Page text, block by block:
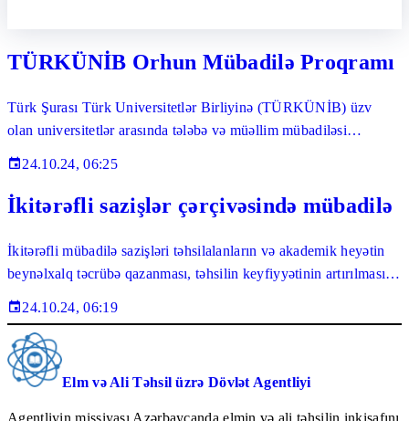
TÜRKÜNİB Orhun Mübadilə Proqramı
Türk Şurası Türk Universitetlər Birliyinə (TÜRKÜNİB) üzv
olan universitetlər arasında tələbə və müəllim mübadiləsi
proqramı
24.10.24, 06:25
İkitərəfli sazişlər çərçivəsində mübadilə
İkitərəfli mübadilə sazişləri təhsilalanların və akademik heyətin
beynəlxalq təcrübə qazanması, təhsilin keyfiyyətinin artırılması
və mədəniyyətlərarası əlaqələrin inkişafı baxımından əhəmiyyətli
imkanlar yaradır.
24.10.24, 06:19
Elm və Ali Təhsil üzrə Dövlət Agentliyi
Agentliyin missiyası Azərbaycanda elmin və ali təhsilin inkişafını